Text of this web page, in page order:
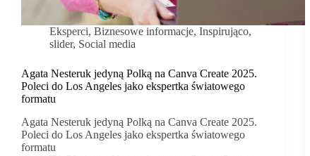
Eksperci, Biznesowe informacje, Inspirująco,
slider, Social media
Agata Nesteruk jedyną Polką na Canva Create 2025.
Poleci do Los Angeles jako ekspertka światowego
formatu
Agata Nesteruk jedyną Polką na Canva Create 2025.
Poleci do Los Angeles jako ekspertka światowego
formatu